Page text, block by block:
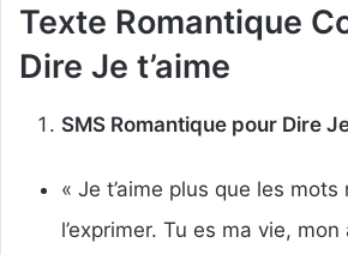
Texte Romantique
Dire Je t’aime
SMS Romantique pour Dire
« Je t’aime plus que les
l’exprimer. Tu es ma vie, mon